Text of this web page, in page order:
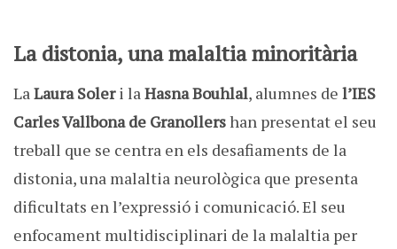
La distonia, una malaltia minoritària
LaLaura Soleri laHasna Bouhlal, alumnes de l’IES
Carles Vallbona de Granollershan presentat el seu
treball que se centra en els desafiaments de la
distonia, una malaltia neurològica que presenta
dificultats en l’expressió i comunicació. El seu
enfocament multidisciplinari de la malaltia per